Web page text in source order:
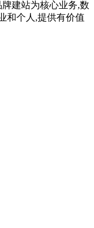
建站为核心业务,数
和个人,提供有价值